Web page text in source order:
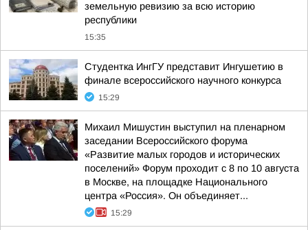
земельную ревизию за всю историю
республики
15:35
Студентка ИнгГУ представит Ингушетию в
финале всероссийского научного конкурса
15:29
Михаил Мишустин выступил на пленарном
заседании Всероссийского форума
«Развитие малых городов и исторических
поселений» Форум проходит с 8 по 10 августа
в Москве, на площадке Национального
центра «Россия». Он объединяет...
15:29